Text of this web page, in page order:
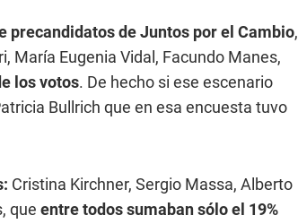
precandidatos de Juntos por el Cambio,
María Eugenia Vidal, Facundo Manes,
los votos. De hecho si ese escenario
Bullrich que en esa encuesta tuvo
Cristina Kirchner, Sergio Massa, Alberto
que entre todos sumaban sólo el 19%